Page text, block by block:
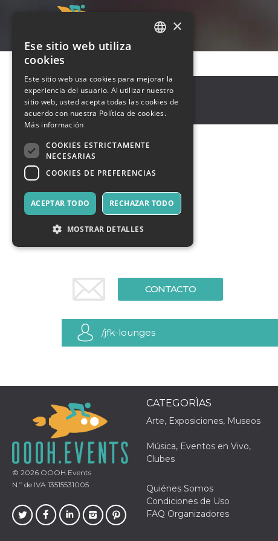
New York,New York
10001
Estados Unidos
CONTACTO
/jfk-lounges
© 2026 OOOH.Events
N.º de IVA 13515531005
CATEGORÌAS
Arte, Exposiciones, Museos
Música, Eventos en Vivo,
Clubes
Quiénes Somos
Condiciones de Uso
FAQ Organizadores
SPANISH
×
Ese sitio web utiliza
cookies
Este sitio web usa cookies para mejorar la
experiencia del usuario. Al utilizar nuestro
sitio web, usted acepta todas las cookies de
acuerdo con nuestra Política de cookies.
Más información
COOKIES ESTRICTAMENTE
NECESARIAS
COOKIES DE PREFERENCIAS
ACEPTAR TODO RECHAZAR TODO
MOSTRAR DETALLES
Cookies de preferencias
la funcionalidad principal del sitio web, como
el inicio de sesión de usuario y la gestión de
cuentas. El sitio web no se puede utilizar
Dominio
cf_clearance
Cloudflare,
.oooh.events
1 año
servicio
tráfico web de
dirección IP del
visitante. Es
esencial para